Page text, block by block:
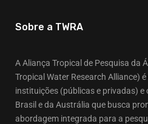
Sobre a TWRA
A Aliança Tropical de Pesquisa da
Tropical Water Research Alliance)
instituições (públicas e privadas) e
Brasil e da Austrália que busca
abordagem integrada para a